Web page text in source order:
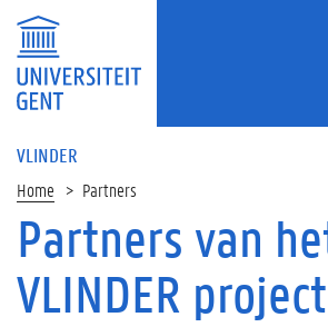
VLINDER
Home Partners
Partners van
VLINDER project